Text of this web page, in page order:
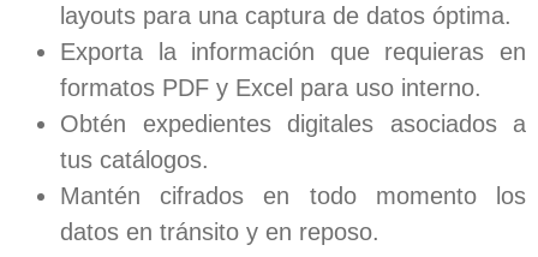
layouts para una captura de datos óptima.
Exporta la información que requieras en
formatos PDF y Excel para uso interno.
Obtén expedientes digitales asociados a
tus catálogos.
Mantén cifrados en todo momento los
datos en tránsito y en reposo.